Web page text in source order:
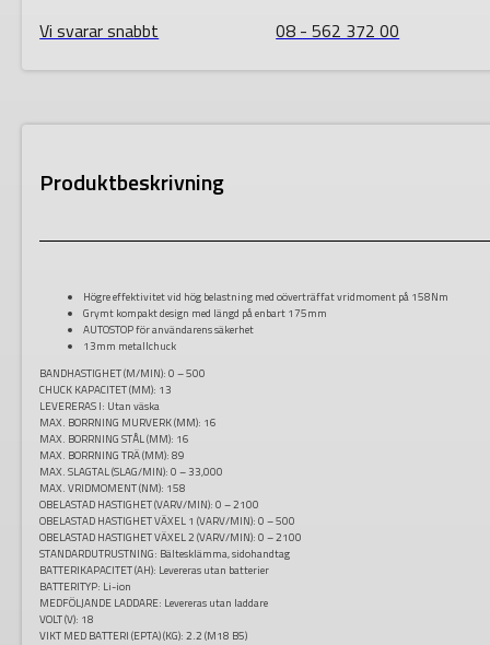
Vi svarar snabbt 08 - 562 372 00
Produktbeskrivning
Högre effektivitet vid hög belastning med oöverträffat vridmoment på 158Nm
Grymt kompakt design med längd på enbart 175mm
AUTOSTOP för användarens säkerhet
13mm metallchuck
BANDHASTIGHET (M/MIN):0 – 500
CHUCK KAPACITET (MM): 13
LEVERERAS I: Utan väska
MAX. BORRNING MURVERK (MM): 16
MAX. BORRNING STÅL (MM): 16
MAX. BORRNING TRÄ (MM):89
MAX. SLAGTAL (SLAG/MIN):0 – 33,000
MAX. VRIDMOMENT (NM): 158
OBELASTAD HASTIGHET (VARV/MIN):0 – 2100
OBELASTAD HASTIGHET VÄXEL 1 (VARV/MIN):0 – 500
OBELASTAD HASTIGHET VÄXEL 2 (VARV/MIN):0 – 2100
STANDARDUTRUSTNING: Bältesklämma, sidohandtag
BATTERIKAPACITET (AH): Levereras utan batterier
BATTERITYP: Li-ion
MEDFÖLJANDE LADDARE: Levereras utan laddare
VOLT (V): 18
VIKT MED BATTERI (EPTA) (KG):2.2 (M18 B5)